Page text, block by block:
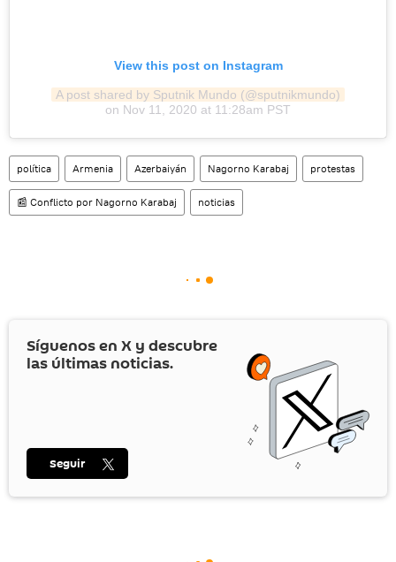
View this post on Instagram
A post shared by Sputnik Mundo (@sputnikmundo)
on Nov 11, 2020 at 11:28am PST
política Armenia Azerbaiyán Nagorno Karabaj protestas
📰 Conflicto por Nagorno Karabaj noticias
Síguenos en X y descubre
las últimas noticias.
Seguir